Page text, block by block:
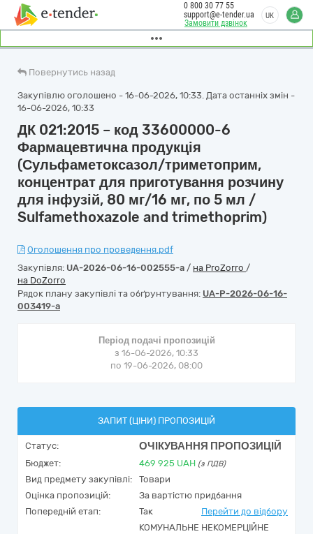
Замовити дзвінок
0 800 30 77 55
support@e-tender.ua
UK
Повернутись назад
Закупівлю оголошено - 16-06-2026, 10:33. Дата останніх змін -
16-06-2026, 10:33
ДК 021:2015 – код 33600000-6
Фармацевтична продукція
(Сульфаметоксазол/триметоприм,
концентрат для приготування розчину
для інфузій, 80 мг/16 мг, по 5 мл /
Sulfamethoxazole and trimethoprim)
Оголошення про проведення.pdf
Закупівля: UA-2026-06-16-002555-a / на ProZorro /
на DoZorro
Рядок плану закупівлі та обґрунтування: UA-P-2026-06-16-
003419-a
Період подачі пропозицій
з 16-06-2026, 10:33
по 19-06-2026, 08:00
ЗАПИТ (ЦІНИ) ПРОПОЗИЦІЙ
Статус: ОЧІКУВАННЯ ПРОПОЗИЦІЙ
Бюджет: 469 925 UAH (з ПДВ)
Вид предмету закупівлі:
Товари
Оцінка пропозицій:
За вартістю придбання
Попередній етап:
Так Перейти до відбору
КОМУНАЛЬНЕ НЕКОМЕРЦІЙНЕ